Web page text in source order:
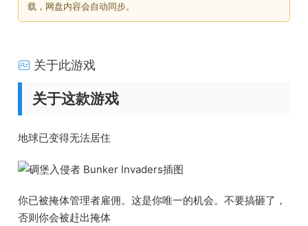
载，网盘内容会自动同步。
关于此游戏
关于这款游戏
地球已变得无法居住
你已被掩体管理者雇佣。这是你唯一的机会。不要搞砸了，
否则你会被赶出掩体